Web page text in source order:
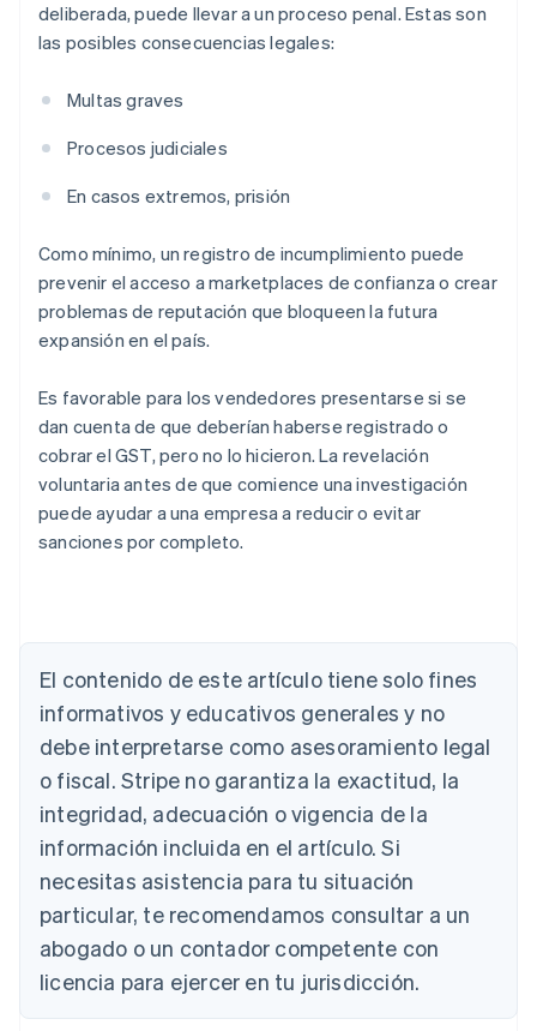
deliberada, puede llevar a un proceso penal. Estas son
las posibles consecuencias legales:
Multas graves
Procesos judiciales
En casos extremos, prisión
Como mínimo, un registro de incumplimiento puede
prevenir el acceso a marketplaces de confianza o crear
problemas de reputación que bloqueen la futura
expansión en el país.
Es favorable para los vendedores presentarse si se
dan cuenta de que deberían haberse registrado o
cobrar el GST, pero no lo hicieron. La revelación
voluntaria antes de que comience una investigación
puede ayudar a una empresa a reducir o evitar
sanciones por completo.
El contenido de este artículo tiene solo fines
informativos y educativos generales y no
debe interpretarse como asesoramiento legal
o fiscal. Stripe no garantiza la exactitud, la
integridad, adecuación o vigencia de la
información incluida en el artículo. Si
necesitas asistencia para tu situación
particular, te recomendamos consultar a un
abogado o un contador competente con
licencia para ejercer en tu jurisdicción.
Alemania
Australia
English
Austria
Deutsch English
Bélgica
NederlandsFrançaisDeutschEnglish
Português English
Bulgaria
English
Canadá
EnglishFrançais